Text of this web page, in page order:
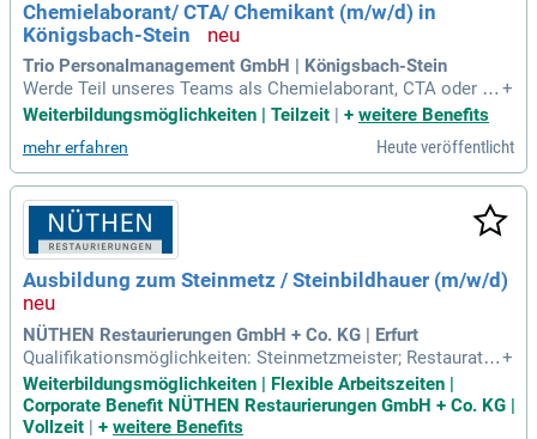
Chemielaborant/ CTA/ Chemikant (m/w/d) in
Königsbach-Stein
Trio Personalmanagement GmbH | Königsbach-Stein
Werde Teil unseres Teams als Chemielaborant, CTA oder C
hemikant (m/w/d) in Königsbach-Stein! Du betreust galvanis
ung der Elektrolytkonzentration sowie die Chemikalienbeda
rfe. Deine Aufgaben umfassen die selbstständige Badpflege,
chemische Wartungsarbeiten und die Dokumentation aller r
elevanten Prozesse. Du bringst eine abgeschlossene Ausbil
dung im chemischen Bereich mit und hast Erfahrung im Um
gang mit Chemikalien und Gefahrgut. Zuverlässigkeit, Team
fähigkeit und ein hohes Sicherheitsbewusstsein zeichnen di
ch aus. Bewirb dich jetzt und starte deine Karriere in einem
verantwortungsvollen Umfeld!
+
Weiterbildungsmöglichkeiten | Teilzeit
+ weitere Benefits
mehr erfahren Heute veröffentlicht
Ausbildung zum Steinmetz / Steinbildhauer (m/w/d)
NÜTHEN Restaurierungen GmbH + Co. KG | Erfurt
Qualifikationsmöglichkeiten: Steinmetzmeister; Restaurato
r; Betriebswirt; Steintechniker.
+
Weiterbildungsmöglichkeiten | Flexible Arbeitszeiten |
Corporate Benefit NÜTHEN Restaurierungen GmbH + Co. KG |
Vollzeit | + weitere Benefits